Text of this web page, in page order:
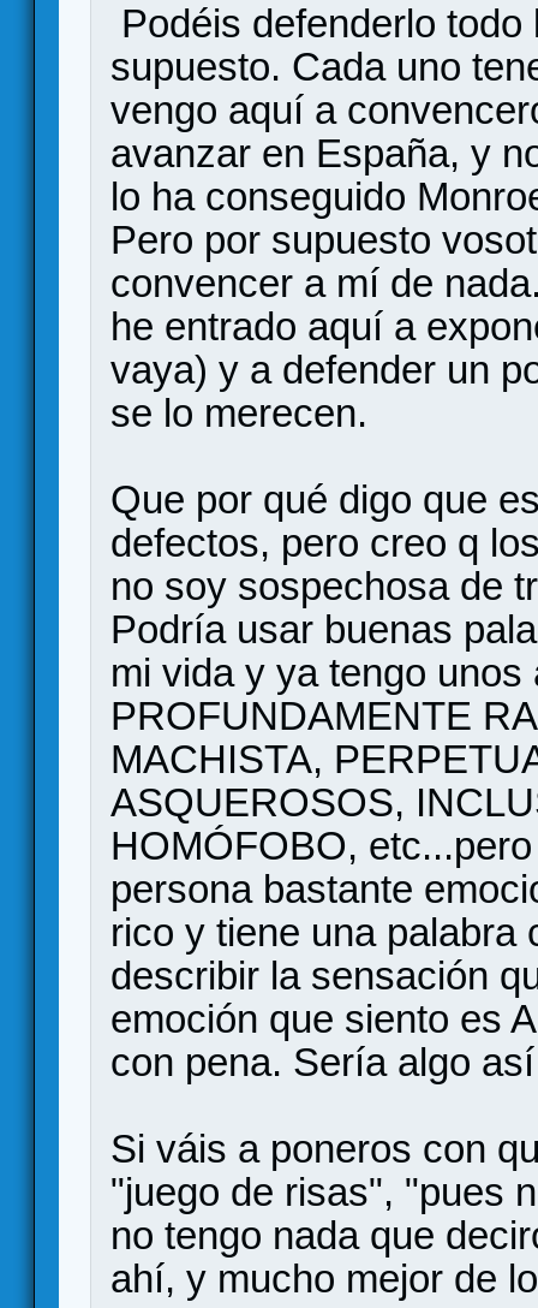
Podéis defenderlo
supuesto. Cada uno
vengo aquí a
avanzar en España, y
lo ha conseguido
Pero por supuesto
convencer a mí de
he entrado aquí a
vaya) y a defender un
se lo merecen.
Que por qué digo que
defectos, pero creo q
no soy sospechosa de
Podría usar buenas
mi vida y ya tengo
PROFUNDAMENTE
MACHISTA,
ASQUEROSOS,
HOMÓFOBO,
persona bastante
rico y tiene una palabra
describir la sensación
emoción que siento es
con pena. Sería algo
Si váis a poneros con
"juego de risas", "pues
no tengo nada que
ahí, y mucho mejor de